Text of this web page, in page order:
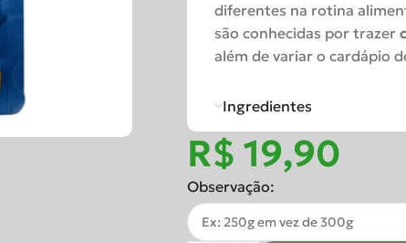
diferentes na rotina
são conhecidas por trazer
além de variar o cardápio
Ingredientes
R$
Observação: